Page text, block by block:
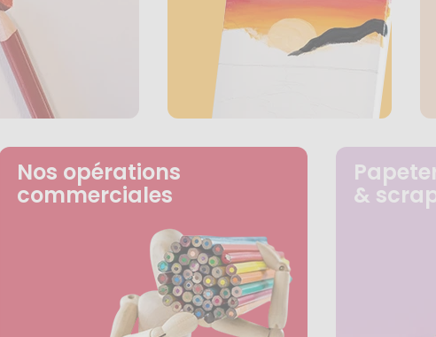
Nos opérations
commerciales &